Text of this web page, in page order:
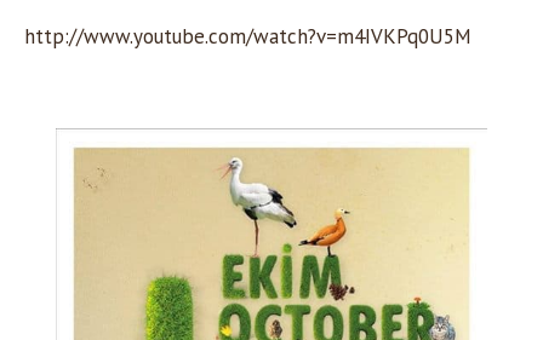
http://www.youtube.com/watch?v=m4IVKPq0U5M